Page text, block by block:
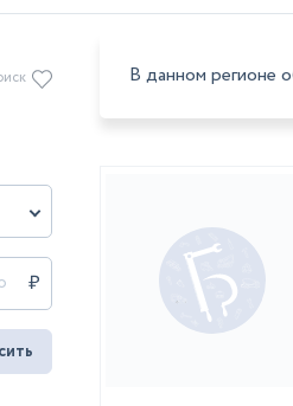
В данном регионе